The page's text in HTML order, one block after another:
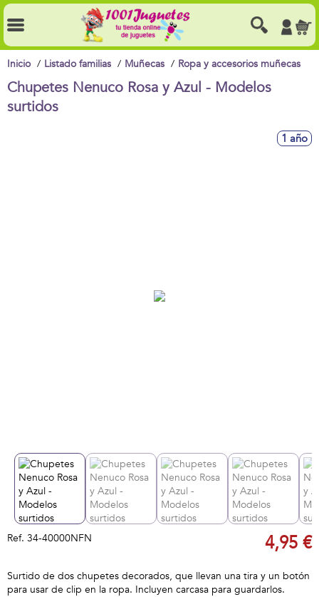
Inicio Listado familias Muñecas Ropa y accesorios muñecas
Chupetes Nenuco Rosa y Azul - Modelos
surtidos
1 año
Ref. 34-40000NFN 4,95 €
Surtido de dos chupetes decorados, que llevan una tira y un botón
para usar de clip en la ropa. Incluyen carcasa para guardarlos.